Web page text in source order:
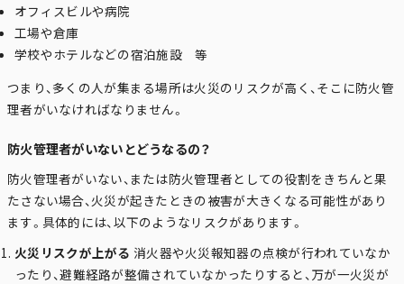
オフィスビルや病院
工場や倉庫
学校やホテルなどの宿泊施設 等
つまり、多くの人が集まる場所は火災のリスクが高く、そこに防火管
理者がいなければなりません。
防火管理者がいないとどうなるの？
防火管理者がいない、または防火管理者としての役割をきちんと果
たさない場合、火災が起きたときの被害が大きくなる可能性があり
ます。具体的には、以下のようなリスクがあります。
火災リスクが上がる 消火器や火災報知器の点検が行われていなか
ったり、避難経路が整備されていなかったりすると、万が一火災が